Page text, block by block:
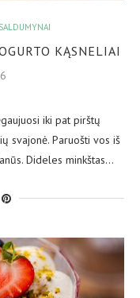
SALDUMYNAI
KĄSNELIAI
iki pat pirštų
svajonė. Paruošti vos iš
Dideles minkštas…